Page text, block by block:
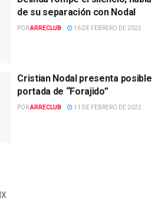
de su separación con Nodal
PORARRECLUB 16 DE FEBRERO DE 2022
Cristian Nodal presenta posible
portada de “Forajido”
PORARRECLUB 11 DE FEBRERO DE 2022